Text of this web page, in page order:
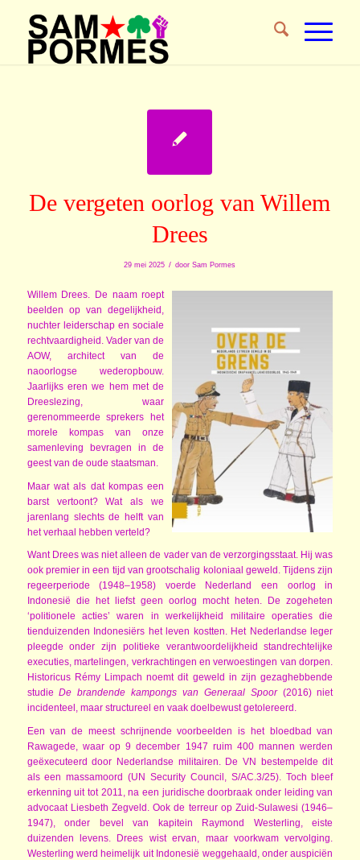
De vergeten oorlog van Willem
Drees
29 mei 2025 / doorSam Pormes
Willem Drees. De naam roept
beelden op van degelijkheid,
nuchter leiderschap en sociale
rechtvaardigheid. Vader van de
AOW, architect van de
naoorlogse wederopbouw.
Jaarlijks eren we hem met de
Dreeslezing, waar
gerenommeerde sprekers het
morele kompas van onze
samenleving bevragen in de
geest van de oude staatsman.
Maar wat als dat kompas een
barst vertoont? Wat als we
jarenlang slechts de helft van
het verhaal hebben verteld?
Want Drees was niet alleen de vader van de verzorgingsstaat. Hij was
ook premier in een tijd van grootschalig koloniaal geweld. Tijdens zijn
regeerperiode (1948–1958) voerde Nederland een oorlog in
Indonesië die het liefst geen oorlog mocht heten. De zogeheten
‘politionele acties’ waren in werkelijkheid militaire operaties die
tienduizenden Indonesiërs het leven kostten. Het Nederlandse leger
pleegde onder zijn politieke verantwoordelijkheid standrechtelijke
executies, martelingen, verkrachtingen en verwoestingen van dorpen.
Historicus Rémy Limpach noemt dit geweld in zijn gezaghebbende
studieDe brandende kampongs van Generaal Spoor(2016) niet
incidenteel, maar structureel en vaak doelbewust getolereerd.
Een van de meest schrijnende voorbeelden is het bloedbad van
Rawagede, waar op 9 december 1947 ruim 400 mannen werden
geëxecuteerd door Nederlandse militairen. De VN bestempelde dit
als een massamoord (UN Security Council, S/AC.3/25). Toch bleef
erkenning uit tot 2011, na een juridische doorbraak onder leiding van
advocaat Liesbeth Zegveld. Ook de terreur op Zuid-Sulawesi (1946–
1947), onder bevel van kapitein Raymond Westerling, eiste
duizenden levens. Drees wist ervan, maar voorkwam vervolging.
Westerling werd heimelijk uit Indonesië weggehaald, onder auspiciën